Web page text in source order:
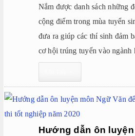
Nắm được danh sách những
cộng điểm trong mùa tuyển
đưa ra giúp các thí sinh đảm
cơ hội trúng tuyển vào ngành
Hướng dẫn ôn